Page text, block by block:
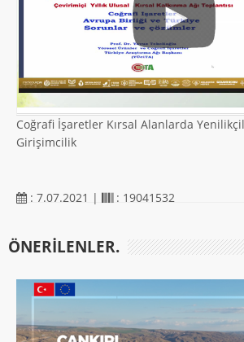
Coğrafi İşaretler Kırsal Alanlarda
Girişimcilik
: 7.07.2021 | : 19041532
ÖNERILENLER.